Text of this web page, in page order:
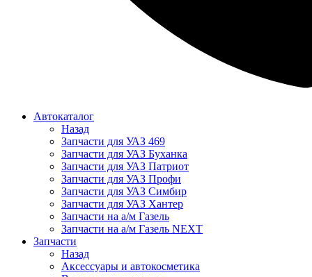
Автокаталог
Назад
Запчасти для УАЗ 469
Запчасти для УАЗ Буханка
Запчасти для УАЗ Патриот
Запчасти для УАЗ Профи
Запчасти для УАЗ Симбир
Запчасти для УАЗ Хантер
Запчасти на а/м Газель
Запчасти на а/м Газель NEXT
Запчасти
Назад
Аксессуары и автокосметика